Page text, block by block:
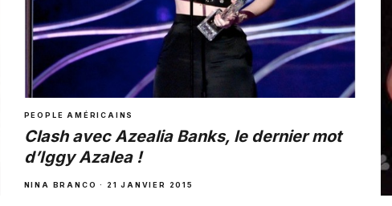
PEOPLE AMÉRICAINS
Clash avec Azealia Banks, le dernier mot
d’Iggy Azalea !
NINA BRANCO · 21 JANVIER 2015